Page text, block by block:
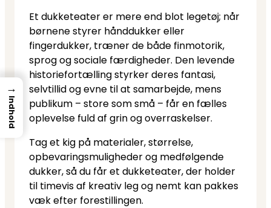
Et dukketeater er mere end blot legetøj; når
børnene styrer hånddukker eller
fingerdukker, træner de både finmotorik,
sprog og sociale færdigheder. Den levende
historiefortælling styrker deres fantasi,
selvtillid og evne til at samarbejde, mens
publikum – store som små – får en fælles
oplevelse fuld af grin og overraskelser.
Tag et kig på materialer, størrelse,
opbevaringsmuligheder og medfølgende
dukker, så du får et dukketeater, der holder
til timevis af kreativ leg og nemt kan pakkes
væk efter forestillingen.
→
Indhold